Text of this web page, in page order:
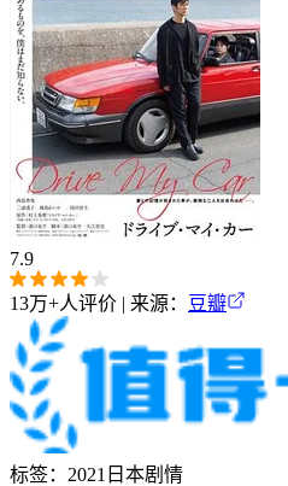
7.9
13万+人评价 | 来源： 豆瓣
标签： 2021 日本剧情